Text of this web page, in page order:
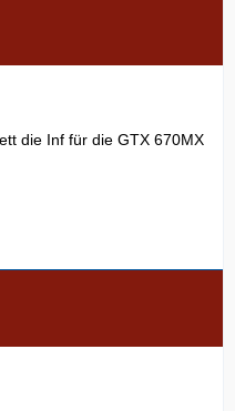
die Inf für die GTX 670MX